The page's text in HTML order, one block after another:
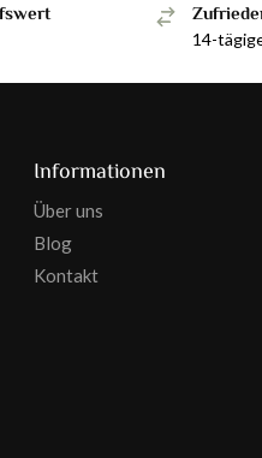
14-
Informationen
Über uns
Blog
Kontakt